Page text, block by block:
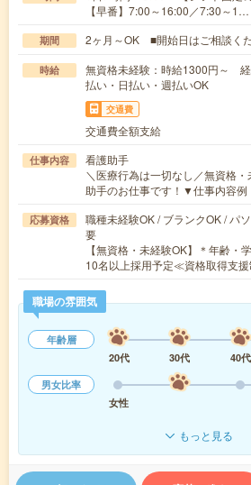
【早番】7:00～16:00／7:30～1…
期間 2ヶ月～OK ■開始日はご相談く
時給
無資格未経験：時給1300円～
払い・日払い・週払いOK
交通費
交通費全額支給
仕事内容
看護助手
＼医療行為は一切なし／無資格
助手のお仕事です！▼仕事内容
応募資格
職種未経験OK / ブランクOK / パ
要
【無資格・未経験OK】＊年齢・
10名以上採用予定≪資格取得支
職場の雰囲気
年齢層
20代
30代 40代
男女比率
女性
もっと見る